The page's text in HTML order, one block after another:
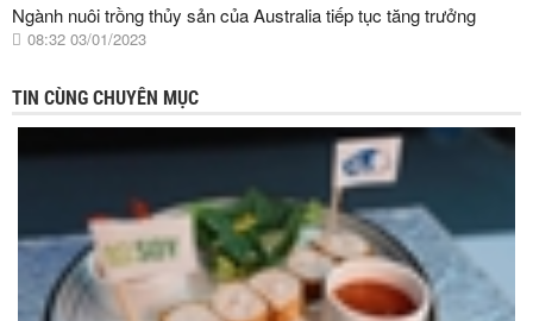
Ngành nuôi trồng thủy sản của Australia tiếp tục tăng trưởng
08:32 03/01/2023
TIN CÙNG CHUYÊN MỤC